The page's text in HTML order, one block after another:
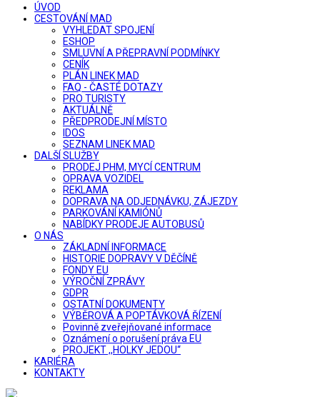
ÚVOD
CESTOVÁNÍ MAD
VYHLEDAT SPOJENÍ
ESHOP
SMLUVNÍ A PŘEPRAVNÍ PODMÍNKY
CENÍK
PLÁN LINEK MAD
FAQ - ČASTÉ DOTAZY
PRO TURISTY
AKTUÁLNĚ
PŘEDPRODEJNÍ MÍSTO
IDOS
SEZNAM LINEK MAD
DALŠÍ SLUŽBY
PRODEJ PHM, MYCÍ CENTRUM
OPRAVA VOZIDEL
REKLAMA
DOPRAVA NA ODJEDNÁVKU, ZÁJEZDY
PARKOVÁNÍ KAMIÓNŮ
NABÍDKY PRODEJE AUTOBUSŮ
O NÁS
ZÁKLADNÍ INFORMACE
HISTORIE DOPRAVY V DĚČÍNĚ
FONDY EU
VÝROČNÍ ZPRÁVY
GDPR
OSTATNÍ DOKUMENTY
VÝBĚROVÁ A POPTÁVKOVÁ ŘÍZENÍ
Povinně zveřejňované informace
Oznámení o porušení práva EU
PROJEKT ,,HOLKY JEDOU“
KARIÉRA
KONTAKTY